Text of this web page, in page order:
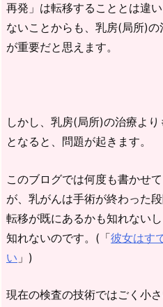
再発」は転移することとは違
ないことからも、乳房(局所)
が重要だと思えます。
しかし、乳房(局所)の治療よ
となると、問題が起きます。
このブログでは何度も書かせ
が、乳がんは手術が終わった
転移が既にあるかも知れない
知れないのです。(「彼女はす
い 」)
現在の検査の技術ではごく小